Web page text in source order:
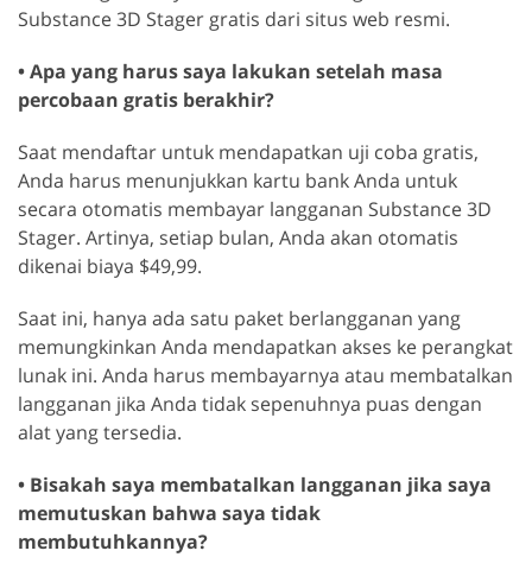
Substance 3D Stager gratis dari situs web resmi.
• Apa yang harus saya lakukan setelah masa
percobaan gratis berakhir?
Saat mendaftar untuk mendapatkan uji coba gratis,
Anda harus menunjukkan kartu bank Anda untuk
secara otomatis membayar langganan Substance 3D
Stager. Artinya, setiap bulan, Anda akan otomatis
dikenai biaya $49,99.
Saat ini, hanya ada satu paket berlangganan yang
memungkinkan Anda mendapatkan akses ke perangkat
lunak ini. Anda harus membayarnya atau membatalkan
langganan jika Anda tidak sepenuhnya puas dengan
alat yang tersedia.
• Bisakah saya membatalkan langganan jika saya
memutuskan bahwa saya tidak
membutuhkannya?